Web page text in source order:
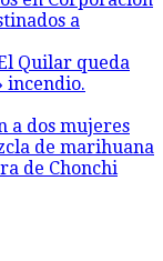
a
Quilar queda
incendio.
a dos mujeres
de marihuana
de Chonchi